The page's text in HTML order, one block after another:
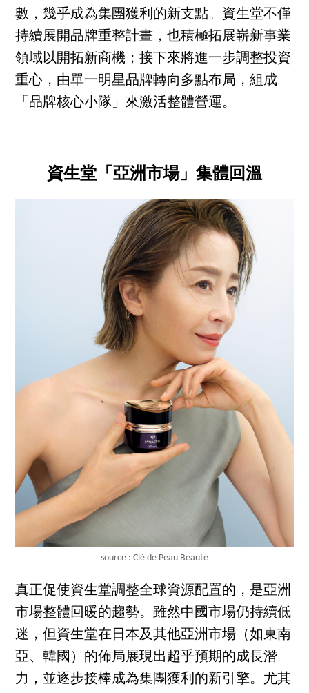
數，幾乎成為集團獲利的新支點。資生堂不僅
持續展開品牌重整計畫，也積極拓展嶄新事業
領域以開拓新商機；接下來將進一步調整投資
重心，由單一明星品牌轉向多點布局，組成
「品牌核心小隊」來激活整體營運。
資生堂「亞洲市場」集體回溫
source : Clé de Peau Beauté
真正促使資生堂調整全球資源配置的，是亞洲
市場整體回暖的趨勢。雖然中國市場仍持續低
迷，但資生堂在日本及其他亞洲市場（如東南
亞、韓國）的佈局展現出超乎預期的成長潛
力，並逐步接棒成為集團獲利的新引擎。尤其